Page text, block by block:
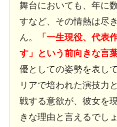
舞台においても、年に
すなど、その情熱は尽
ん。
「一生現役、代表
す」という前向きな言
優としての姿勢を表し
リアで培われた演技力
戦する意欲が、彼女を
きな理由と言えるでしょ